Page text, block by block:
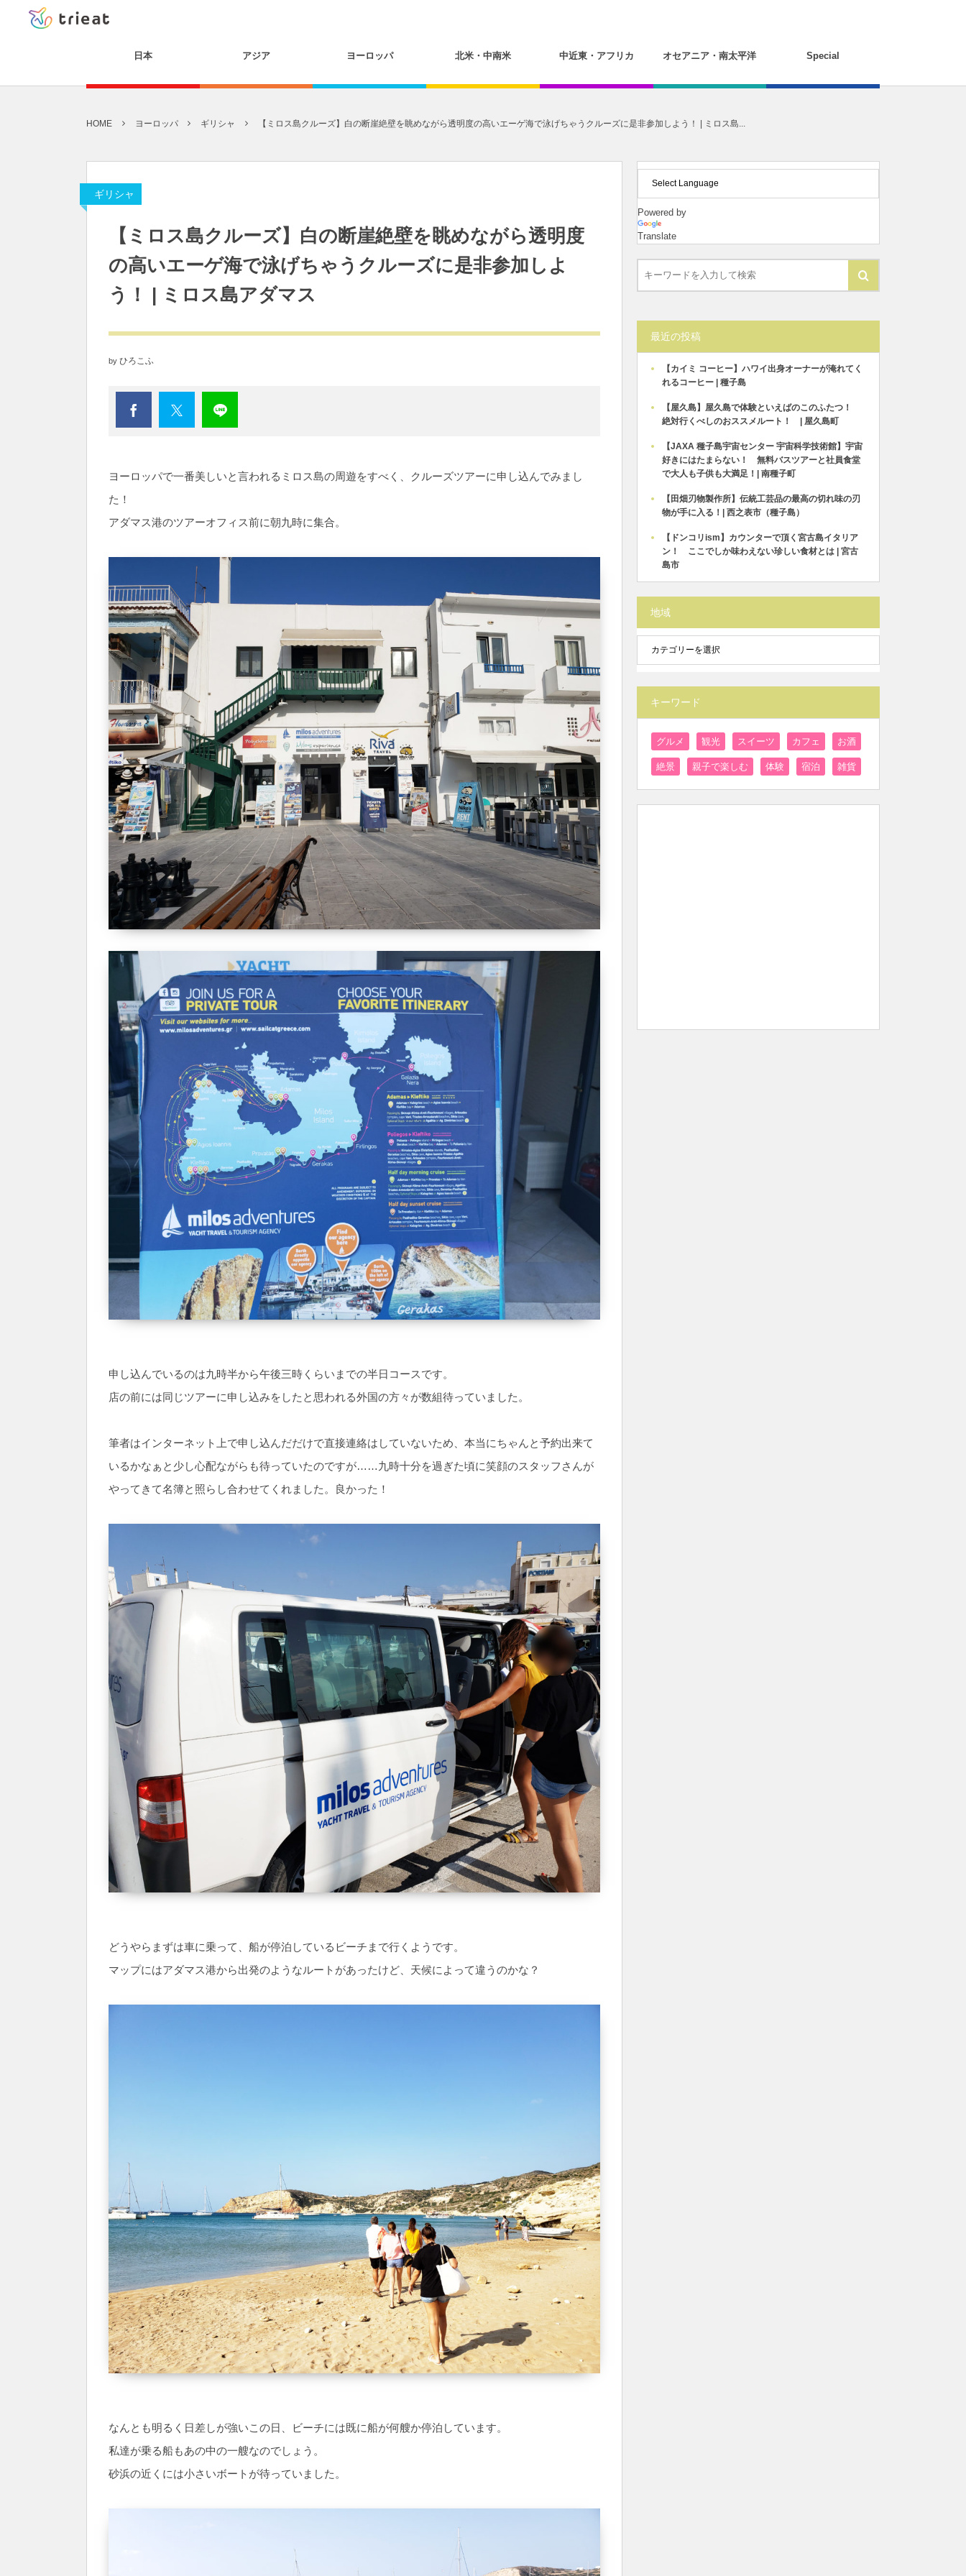
日本 アジア ヨーロッパ 北米・中南米 中近東・アフリカ オセアニア・南太平洋 Special
HOME ヨーロッパ ギリシャ 【ミロス島クルーズ】白の断崖絶壁を眺めながら透明度の高いエーゲ海で泳げちゃうクルーズに是非参加しよう！ | ミロス島...
ギリシャ
【ミロス島クルーズ】白の断崖絶壁を眺めながら透明度
の高いエーゲ海で泳げちゃうクルーズに是非参加しよ
う！ | ミロス島アダマス
by ひろこふ
ヨーロッパで一番美しいと言われるミロス島の周遊をすべく、クルーズツアーに申し込んでみまし
た！
アダマス港のツアーオフィス前に朝九時に集合。
申し込んでいるのは九時半から午後三時くらいまでの半日コースです。
店の前には同じツアーに申し込みをしたと思われる外国の方々が数組待っていました。
筆者はインターネット上で申し込んだだけで直接連絡はしていないため、本当にちゃんと予約出来て
いるかなぁと少し心配ながらも待っていたのですが……九時十分を過ぎた頃に笑顔のスタッフさんが
やってきて名簿と照らし合わせてくれました。良かった！
どうやらまずは車に乗って、船が停泊しているビーチまで行くようです。
マップにはアダマス港から出発のようなルートがあったけど、天候によって違うのかな？
なんとも明るく日差しが強いこの日、ビーチには既に船が何艘か停泊しています。
私達が乗る船もあの中の一艘なのでしょう。
砂浜の近くには小さいボートが待っていました。
Powered by
Translate
最近の投稿
【カイミ コーヒー】ハワイ出身オーナーが淹れてく
れるコーヒー | 種子島
【屋久島】屋久島で体験といえばのこのふたつ！
絶対行くべしのおススメルート！ | 屋久島町
【JAXA 種子島宇宙センター 宇宙科学技術館】宇宙
好きにはたまらない！ 無料バスツアーと社員食堂
で大人も子供も大満足！| 南種子町
【田畑刃物製作所】伝統工芸品の最高の切れ味の刃
物が手に入る！| 西之表市（種子島）
【ドンコリism】カウンターで頂く宮古島イタリア
ン！ ここでしか味わえない珍しい食材とは | 宮古
島市
地域
キーワード
グルメ 観光 スイーツ カフェ お酒
絶景 親子で楽しむ 体験 宿泊 雑貨